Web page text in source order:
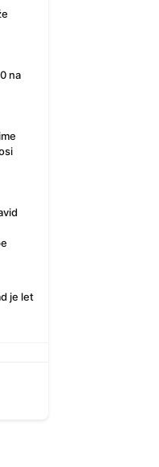
na
je let